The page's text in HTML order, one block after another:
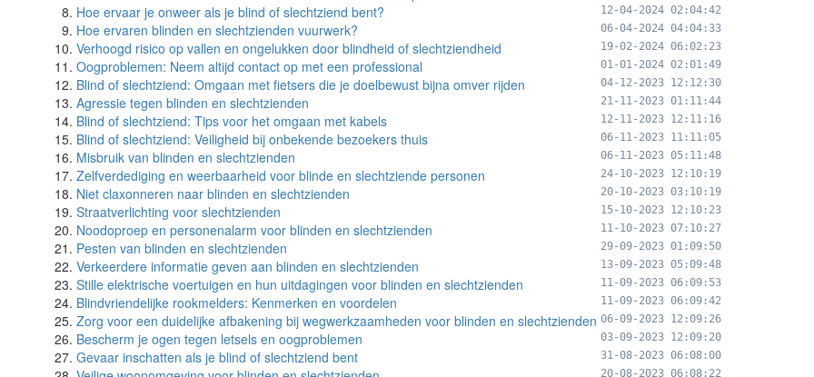
Hoe ervaar je onweer als je blind of slechtziend bent? 12-04-2024 02:04:42
Hoe ervaren blinden en slechtzienden vuurwerk? 06-04-2024 04:04:33
Verhoogd risico op vallen en ongelukken door blindheid of slechtziendheid 19-02-2024 06:02:23
Oogproblemen: Neem altijd contact op met een professional 01-01-2024 02:01:49
Blind of slechtziend: Omgaan met fietsers die je doelbewust bijna omver rijden 04-12-2023 12:12:30
Agressie tegen blinden en slechtzienden 21-11-2023 01:11:44
Blind of slechtziend: Tips voor het omgaan met kabels 12-11-2023 12:11:16
Blind of slechtziend: Veiligheid bij onbekende bezoekers thuis 06-11-2023 11:11:05
Misbruik van blinden en slechtzienden 06-11-2023 05:11:48
Zelfverdediging en weerbaarheid voor blinde en slechtziende personen 24-10-2023 12:10:19
Niet claxonneren naar blinden en slechtzienden 20-10-2023 03:10:19
Straatverlichting voor slechtzienden 15-10-2023 12:10:23
Noodoproep en personenalarm voor blinden en slechtzienden 11-10-2023 07:10:27
Pesten van blinden en slechtzienden 29-09-2023 01:09:50
Verkeerdere informatie geven aan blinden en slechtzienden 13-09-2023 05:09:48
Stille elektrische voertuigen en hun uitdagingen voor blinden en slechtzienden 11-09-2023 06:09:53
Blindvriendelijke rookmelders: Kenmerken en voordelen 11-09-2023 06:09:42
Zorg voor een duidelijke afbakening bij wegwerkzaamheden voor blinden en slechtzienden 06-09-2023 12:09:26
Bescherm je ogen tegen letsels en oogproblemen 03-09-2023 12:09:20
Gevaar inschatten als je blind of slechtziend bent 31-08-2023 06:08:00
20-08-2023 06:08:22